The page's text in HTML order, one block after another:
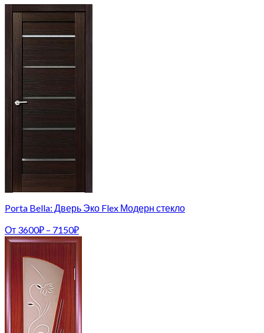
Porta Bella: Дверь Эко Flex Модерн стекло
От 3600₽ – 7150₽